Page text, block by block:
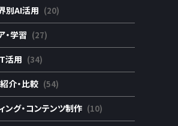
別AI活用 (20)
・学習 (27)
活用 (34)
介・比較 (54)
ング・コンテンツ制作 (10)